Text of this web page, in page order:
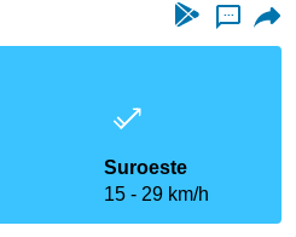
...
Suroeste
15
29 km/h